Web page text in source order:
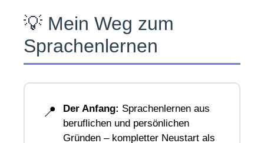
💡 Mein Weg zum
Sprachenlernen
📍 Der Anfang: Sprachenlernen aus
beruflichen und persönlichen
Gründen – kompletter Neustart als